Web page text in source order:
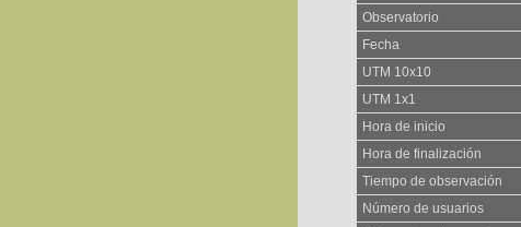
Observatorio
Fecha
UTM 10x10
UTM 1x1
Hora de inicio
Hora de finalización
Tiempo de observación
Número de usuarios